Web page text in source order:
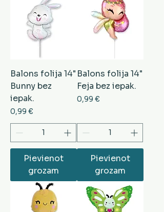
Balons folija 14"
Bunny bez
iepak.
Cena
0,99 €
Pievienot
grozam
Balons folija 14"
Feja bez iepak.
Cena
0,99 €
Pievienot
grozam